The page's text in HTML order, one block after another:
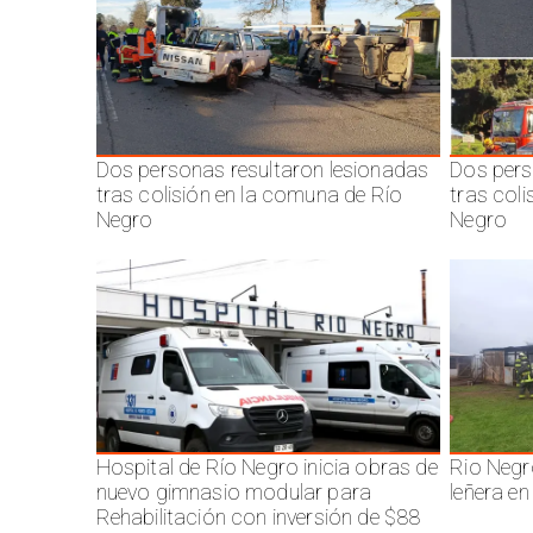
Dos personas resultaron lesionadas
tras colisión en la comuna de Río
Negro
Dos
tras
Negro
Hospital de Río Negro inicia obras de
nuevo gimnasio modular para
Rehabilitación con inversión de $88
Rio
leñera